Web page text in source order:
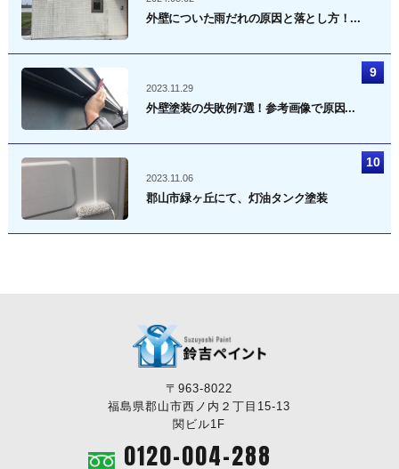
外壁についた雨だれの原因と落とし方！...
2023.11.29
外壁塗装の失敗例7選！参考画像で原因...
2023.11.06
郡山市緑ヶ丘にて、灯油タンク塗装
〒963-8022
福島県郡山市西ノ内２丁目15-13
関ビル1F
0120-004-288